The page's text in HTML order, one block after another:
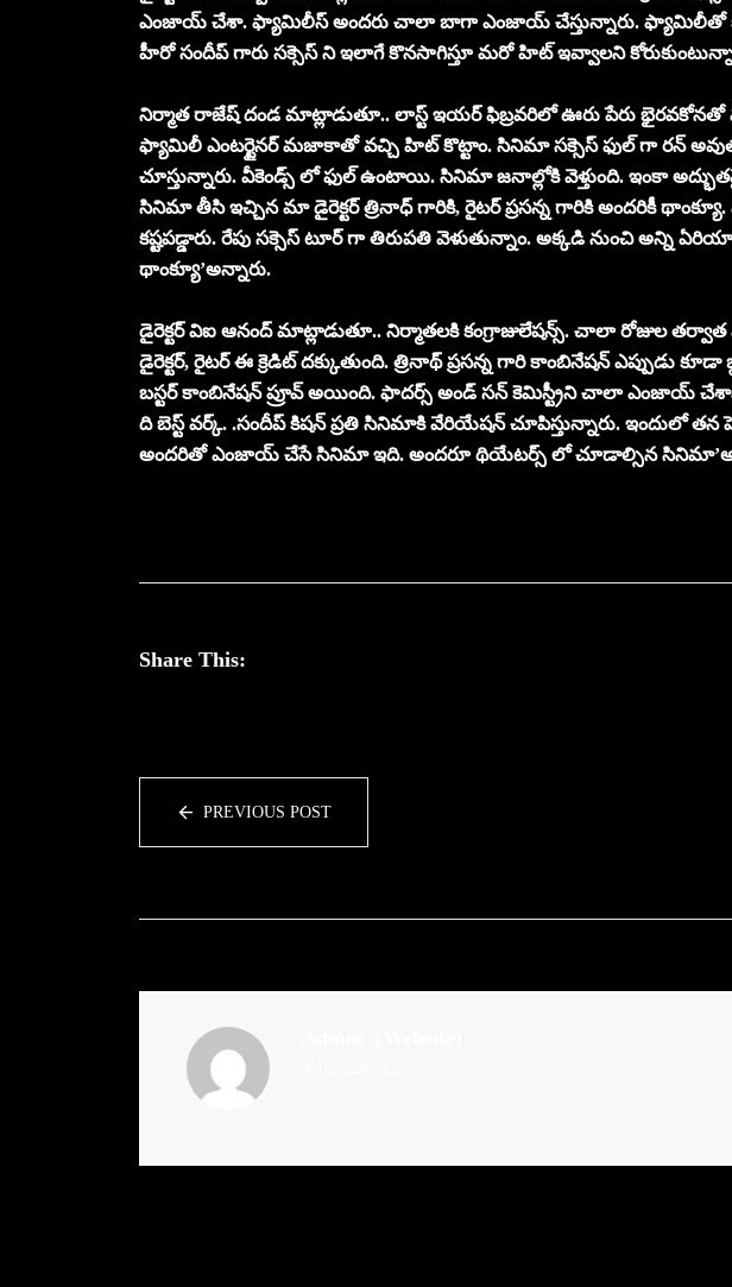
ఎంజాయ్ చేశా. ఫ్యామిలీస్ అందరు చాలా బాగా ఎంజాయ్ చేస్తున్నారు.
హీరో సందీప్ గారు సక్సెస్ ని ఇలాగే కొనసాగిస్తూ మరో హిట్ ఇవ్వాలని
నిర్మాత రాజేష్ దండ మాట్లాడుతూ.. లాస్ట్ ఇయర్ ఫిబ్రవరిలో ఊరు పేరు
ఫ్యామిలీ ఎంటర్టైనర్ మజాకాతో వచ్చి హిట్ కొట్టాం. సినిమా సక్సెస్ ఫుల్ గా రన్
చూస్తున్నారు. వీకెండ్స్ లో ఫుల్ ఉంటాయి. సినిమా జనాల్లోకి వెళ్తుంది. ఇంకా
సినిమా తీసి ఇచ్చిన మా డైరెక్టర్ త్రినాధ్ గారికి, రైటర్ ప్రసన్న గారికి అందరికీ
కష్టపడ్డారు. రేపు సక్సెస్ టూర్ గా తిరుపతి వెళుతున్నాం. అక్కడి నుంచి అన్ని
థాంక్యూ’అన్నారు.
డైరెక్టర్ విఐ ఆనంద్ మాట్లాడుతూ.. నిర్మాతలకి కంగ్రాజులేషన్స్. చాలా రోజుల తర్వాత
డైరెక్టర్, రైటర్ ఈ క్రెడిట్ దక్కుతుంది. త్రినాథ్ ప్రసన్న గారి కాంబినేషన్ ఎప్పుడు
బస్టర్ కాంబినేషన్ ప్రూవ్ అయింది. ఫాదర్స్ అండ్ సన్ కెమిస్ట్రీని చాలా ఎంజాయ్
ది బెస్ట్ వర్క్. .సందీప్ కిషన్ ప్రతి సినిమాకి వేరియేషన్ చూపిస్తున్నారు. ఇందులో తన
అందరితో ఎంజాయ్ చేసే సినిమా ఇది. అందరూ థియేటర్స్ లో చూడాల్సిన
Share This:
PREVIOUS POST